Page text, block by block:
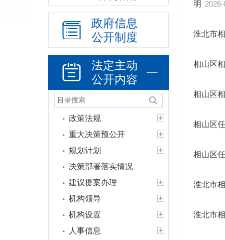
政府信息
公开制度
法定主动
公开内容
政策法规
重大决策预公开
规划计划
决策部署落实情况
建议提案办理
机构领导
机构设置
人事信息
明
淮北市
相山区
相山区
相山区
相山区
淮北市
淮北市